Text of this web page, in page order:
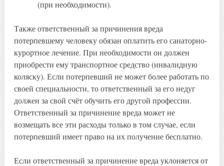
(при необходимости).
Также ответственный за причинения вреда
потерпевшему человеку обязан оплатить его санаторно-
курортное лечение. При необходимости он должен
приобрести ему транспортное средство (инвалидную
коляску). Если потерпевший не может более работать по
своей специальности, то ответственный за его недуг
должен за свой счёт обучить его другой профессии.
Ответственный за причинение вреда может не
возмещать все эти расходы только в том случае, если
потерпевший имеет право на их получение бесплатно.
Если ответственный за причинение вреда уклоняется от